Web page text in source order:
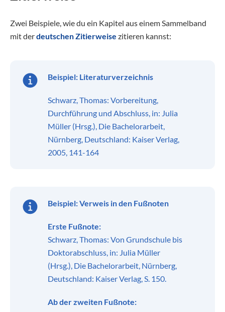
Zwei Beispiele, wie du ein Kapitel aus einem Sammelband
mit derdeutschen Zitierweise zitieren kannst:
Beispiel: Literaturverzeichnis
Schwarz, Thomas: Vorbereitung,
Durchführung und Abschluss, in: Julia
Müller (Hrsg.), Die Bachelorarbeit,
Nürnberg, Deutschland: Kaiser Verlag,
2005, 141-164
Beispiel:Verweis in den Fußnoten
Erste Fußnote:
Schwarz, Thomas: Von Grundschule bis
Doktorabschluss, in: Julia Müller
(Hrsg.), Die Bachelorarbeit, Nürnberg,
Deutschland: Kaiser Verlag, S. 150.
Ab der zweiten Fußnote: